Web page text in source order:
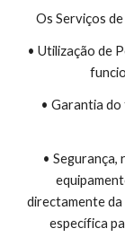
Os Serviços
• Utilização de
• Garantia do
•
directamente da
específica